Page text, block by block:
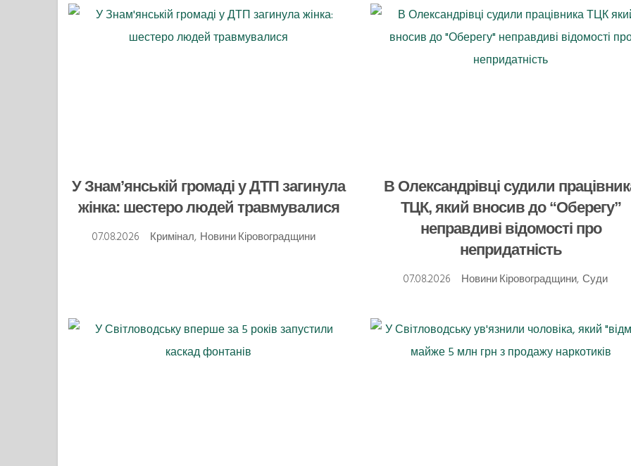
У Знам’янській громаді у ДТП загинула
жінка: шестеро людей травмувалися
07.08.2026
Кримінал, Новини Кіровоградщини
В Олександрівці судили
ТЦК, який вносив до “Оберегу”
неправдиві відомості про
непридатність
07.08.2026
Новини Кіровоградщини, Суди